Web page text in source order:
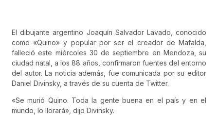
El dibujante argentino Joaquín Salvador Lavado, conocido
como «Quino» y popular por ser el creador de Mafalda,
falleció este miércoles 30 de septiembre en Mendoza, su
ciudad natal, a los 88 años, confirmaron fuentes del entorno
del autor. La noticia además, fue comunicada por su editor
Daniel Divinsky, a través de su cuenta de Twitter.
«Se murió Quino. Toda la gente buena en el país y en el
mundo, lo llorará», dijo Divinsky.